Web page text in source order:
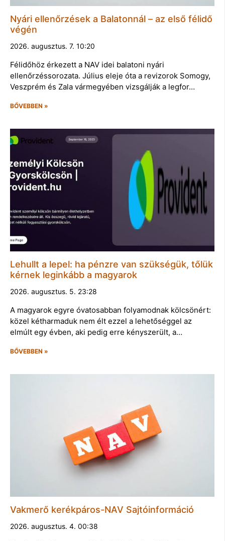
Nyári ellenőrzések a Balatonnál – az első félidő
végén
2026. augusztus. 7. 10:20
Félidőhöz érkezett a NAV idei balatoni nyári
ellenőrzéssorozata. Július eleje óta a revizorok Somogy,
Veszprém és Zala vármegyében vizsgálják a legfor…
BŐVEBBEN »
Lehullt a lepel: ha pénzre van szükségük, tőlük
kérnek leginkább a magyarok
2026. augusztus. 5. 23:28
A magyarok egyre óvatosabban folyamodnak kölcsönért:
közel kétharmaduk nem élt ezzel a lehetőséggel az
elmúlt egy évben, aki pedig erre kényszerült, a…
BŐVEBBEN »
Vakmerő kerékpáros-NAV Sajtóinformáció
2026. augusztus. 4. 00:38